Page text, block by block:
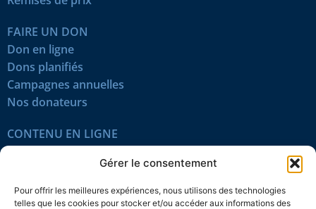
Gérer le consentement
Pour offrir les meilleures expériences, nous utilisons des technologies
telles que les cookies pour stocker et/ou accéder aux informations des
FAIRE UN DON
Don en ligne
Dons planifiés
Campagnes annuelles
Nos donateurs
CONTENU EN LIGNE
Tous les articles
Œuvres du mois
En vidéo